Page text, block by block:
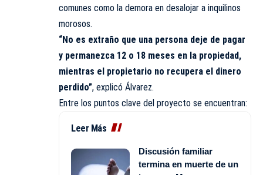
comunes como la demora en desalojar a inquilinos
morosos.
“No es extraño que una persona deje de pagar
y permanezca 12 o 18 meses en la propiedad,
mientras el propietario no recupera el dinero
perdido”, explicó Álvarez.
Entre los puntos clave del proyecto se encuentran:
Leer Más
Discusión familiar
termina en muerte de un